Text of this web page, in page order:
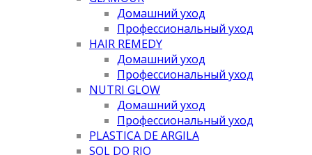
Домашний уход
Профессиональный уход
HAIR REMEDY
Домашний уход
Профессиональный уход
NUTRI GLOW
Домашний уход
Профессиональный уход
PLASTICA DE ARGILA
SOL DO RIO